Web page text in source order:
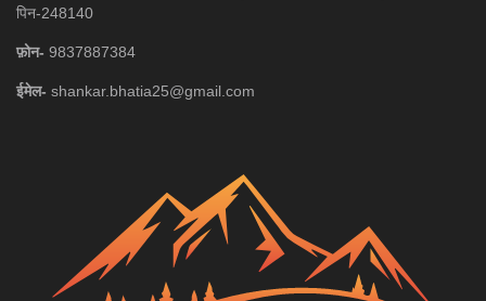
पिन-248140
फ़ोन- 9837887384
ईमेल- shankar.bhatia25@gmail.com